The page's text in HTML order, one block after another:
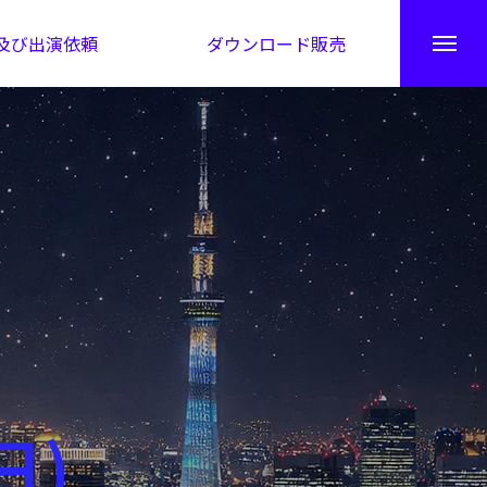
び出演依頼 ダウンロード販売
秘伝公開！吉凶カレンダー